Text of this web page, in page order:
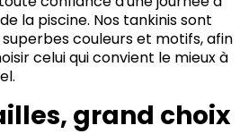
la piscine. Nos tankinis sont
couleurs et motifs, afin
celui qui convient le mieux à
grand choix